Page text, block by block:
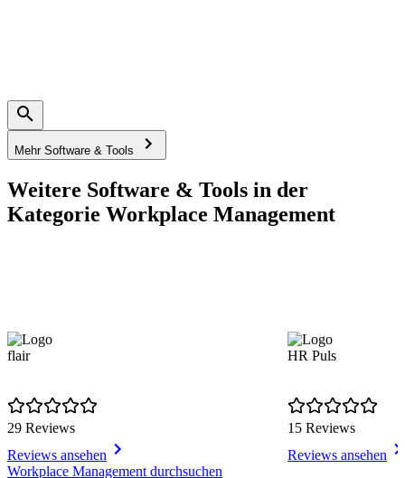
Mehr Software & Tools
Weitere Software & Tools in der
Kategorie Workplace Management
flair
29 Reviews
Reviews ansehen
HR Puls
15 Reviews
Reviews ansehen
Item
Workplace Management durchsuchen